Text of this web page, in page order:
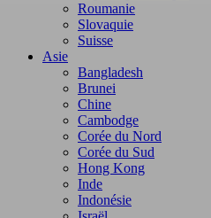
Roumanie
Slovaquie
Suisse
Asie
Bangladesh
Brunei
Chine
Cambodge
Corée du Nord
Corée du Sud
Hong Kong
Inde
Indonésie